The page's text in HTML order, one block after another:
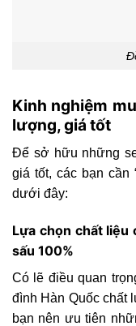
Kinh nghiệm
lượng, giá tốt
Để sở hữu những
giá tốt, các bạn cần
dưới đây:
Lựa chọn chất liệu
sấu 100%
Có lẽ điều quan
đình Hàn Quốc chất
bạn nên ưu tiên